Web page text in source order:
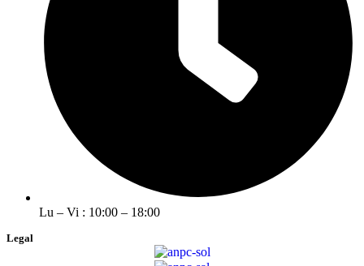
Lu – Vi : 10:00 – 18:00
Legal